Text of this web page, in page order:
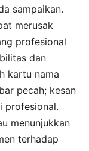
sampaikan.
merusak
profesional
dan
kartu nama
pecah; kesan
profesional.
menunjukkan
terhadap